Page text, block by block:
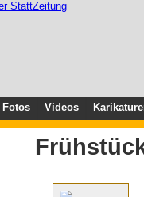
Fotos Videos